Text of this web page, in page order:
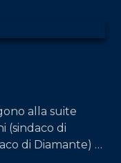
alla suite
(sindaco di
di Diamante) e